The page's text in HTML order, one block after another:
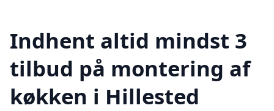
Indhent altid mindst 3
tilbud på montering af
køkken i Hillested